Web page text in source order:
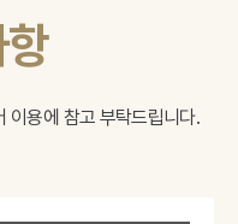
이용에 참고 부탁드립니다.